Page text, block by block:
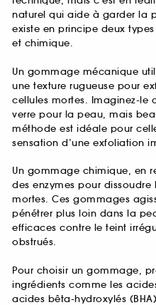
naturel qui aide à garder la
existe en principe deux
et chimique.
Un gommage mécanique
une texture rugueuse pour
cellules mortes. Imaginez-le
verre pour la peau, mais
méthode est idéale pour
sensation d’une exfoliation
Un gommage chimique, en
des enzymes pour dissoudre
mortes. Ces gommages
pénétrer plus loin dans la
efficaces contre le teint
obstrués.
Pour choisir un gommage,
ingrédients comme les
acides bêta-hydroxylés